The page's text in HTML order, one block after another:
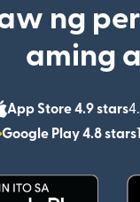
ng
aming
App Store 4.9 stars
Google Play 4.8 stars